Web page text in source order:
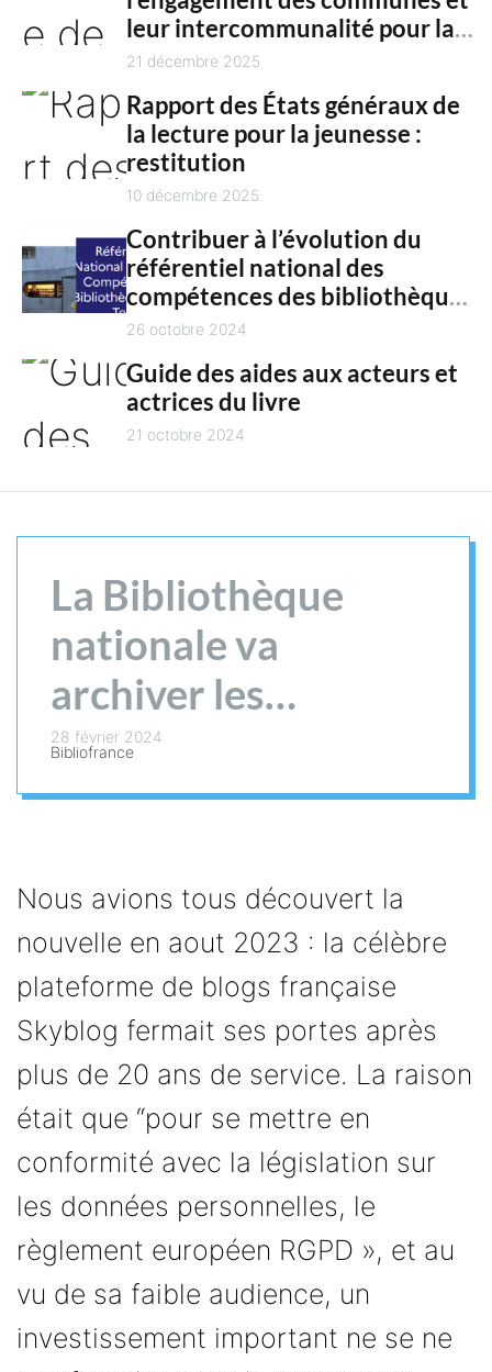
h
leur intercommunalité pour la
culture en 2025
21 décembre 2025
Rapport des États généraux de
la lecture pour la jeunesse :
restitution
10 décembre 2025
Contribuer à l’évolution du
référentiel national des
compétences des bibliothèques
territoriales
26 octobre 2024
Guide des aides aux acteurs et
actrices du livre
21 octobre 2024
La Bibliothèque
nationale va
archiver les
Skyblogs
28 février 2024
Bibliofrance
Nous avions tous découvert la
nouvelle en aout 2023 : la célèbre
plateforme de blogs française
Skyblog fermait ses portes après
plus de 20 ans de service. La raison
était que “pour se mettre en
conformité avec la législation sur
les données personnelles, le
règlement européen RGPD », et au
vu de sa faible audience, un
investissement important ne se ne